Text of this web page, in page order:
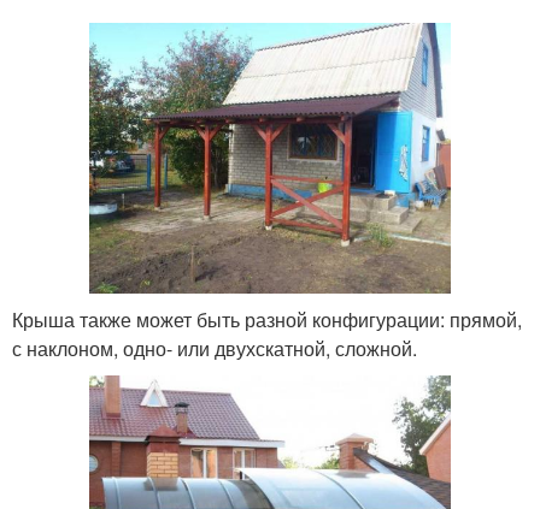
Крыша также может быть разной конфигурации: прямой,
с наклоном, одно- или двухскатной, сложной.